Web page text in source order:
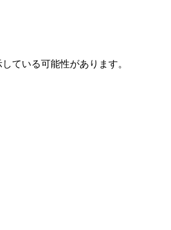
ている可能性があります。